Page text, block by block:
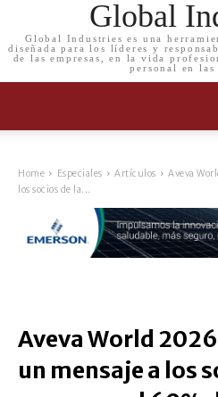
Global
Global Industries es una
diseñada para los líderes y
de las empresas, en la vida
personal en las
Home Especiales Artículos
Aveva
los socios de la...
Aveva World
un mensaje a los